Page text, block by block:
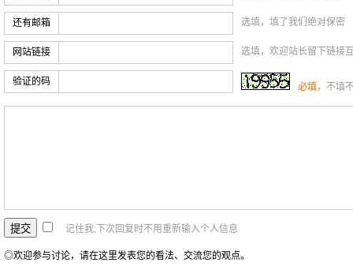
还有邮箱 选填，填了我们绝对保密
网站链接 选填，欢迎站长留下链接
验证的码 必填，不填
记住我,下次回复时不用重新输入个人信息
◎欢迎参与讨论，请在这里发表您的看法、交流您的观点。